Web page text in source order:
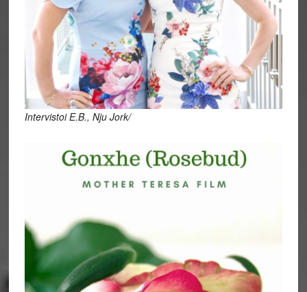
Intervistoi E.B., Nju Jork/